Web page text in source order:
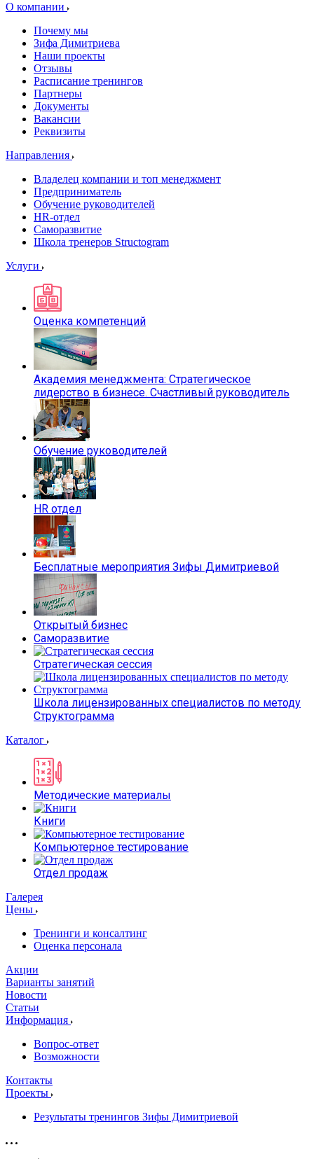
О компании
Почему мы
Зифа Димитриева
Наши проекты
Отзывы
Расписание тренингов
Партнеры
Документы
Вакансии
Реквизиты
Направления
Владелец компании и топ менеджмент
Предприниматель
Обучение руководителей
HR-отдел
Саморазвитие
Школа тренеров Structogram
Услуги
Оценка компетенций
Академия менеджмента: Стратегическое
лидерство в бизнесе. Счастливый руководитель
Обучение руководителей
HR отдел
Бесплатные мероприятия Зифы Димитриевой
Открытый бизнес
Саморазвитие
Стратегическая сессия
Школа лицензированных специалистов по методу
Структограмма
Каталог
Методические материалы
Книги
Компьютерное тестирование
Отдел продаж
Галерея
Цены
Тренинги и консалтинг
Оценка персонала
Акции
Варианты занятий
Новости
Статьи
Информация
Вопрос-ответ
Возможности
Контакты
Проекты
Результаты тренингов Зифы Димитриевой